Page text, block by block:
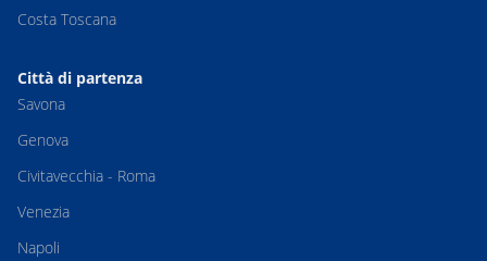
Costa Toscana
Città di partenza
Savona
Genova
Civitavecchia - Roma
Venezia
Napoli